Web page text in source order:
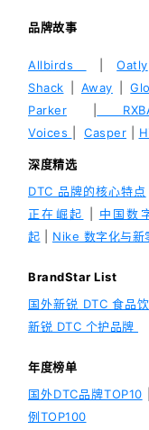
品牌故事
Allbirds |Oatly
Shack
Away |
Parker
Voices
Casper
深度精选
DTC 品牌的核心特点
正在崛起
中国数
起
Nike 数字化与新
BrandStar List
国外新锐 DTC 食品
新锐 DTC 个护品牌
年度榜单
国外DTC品牌TOP10
例TOP100